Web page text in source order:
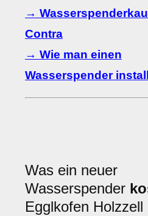
→
Contra
→ Wie man einen
Wasserspender
Was ein neuer
Wasserspender
Egglkofen Holzzell